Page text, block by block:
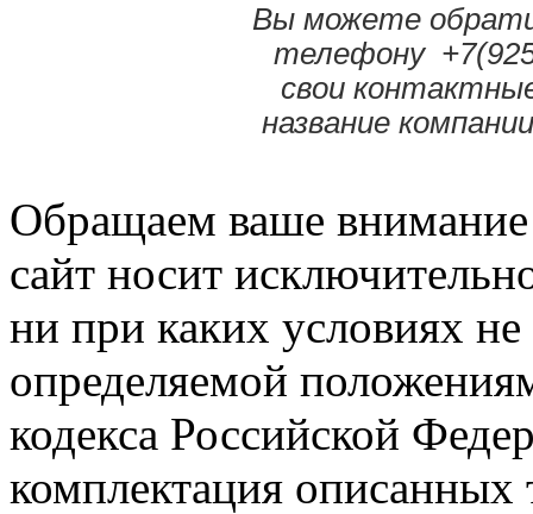
Вы можете
телефону
свои
название
Обращаем ваше
сайт носит
ни при каких условиях
определяемой
кодекса Российской
комплектация